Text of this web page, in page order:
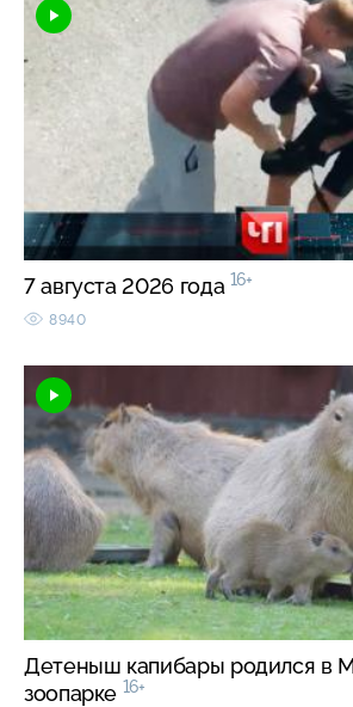
7 августа 2026 года 16+
8940
Детеныш капибары родился в
зоопарке 16+